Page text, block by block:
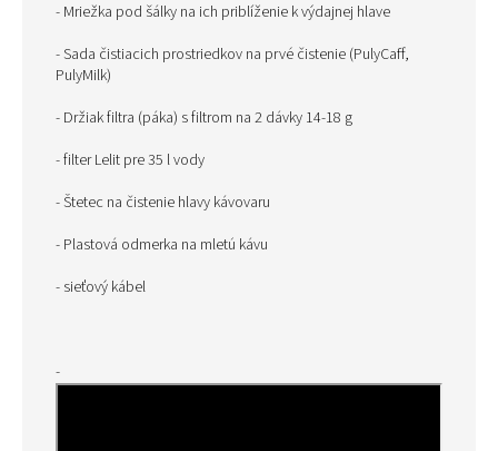
- Mriežka pod šálky na ich priblíženie k výdajnej hlave
- Sada čistiacich prostriedkov na prvé čistenie (PulyCaff,
PulyMilk)
- Držiak filtra (páka) s filtrom na 2 dávky 14-18 g
- filter Lelit pre 35 l vody
- Štetec na čistenie hlavy kávovaru
- Plastová odmerka na mletú kávu
- sieťový kábel
-